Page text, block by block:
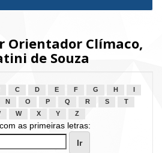
Orientador Clímaco,
de Souza
C D E F G H
N O P Q R S
T
W X Y Z
as primeiras letras: